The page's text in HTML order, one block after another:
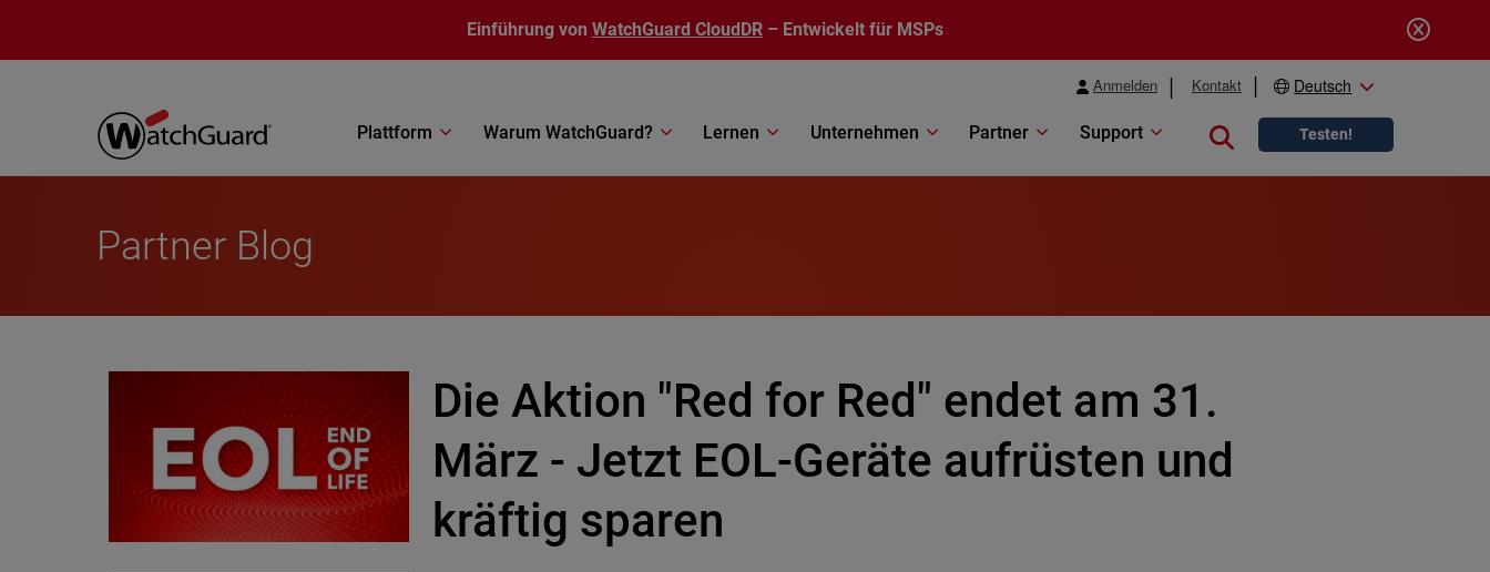
Einführung von WatchGuard CloudDR – Entwickelt für MSPs
Anmelden Kontakt Deutsch
Plattform Warum WatchGuard? Lernen Unternehmen Partner Support Close search
Testen!
Partner Blog
Die Aktion "Red for Red" endet am 31.
März - Jetzt EOL-Geräte aufrüsten und
kräftig sparen